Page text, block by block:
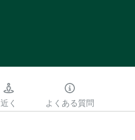
近く よくある質問